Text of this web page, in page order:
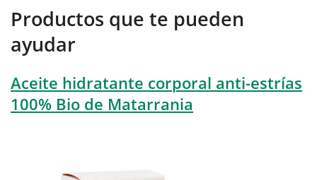
Productos que te pueden
ayudar
Aceite hidratante corporal anti-estrías
100% Bio de Matarrania